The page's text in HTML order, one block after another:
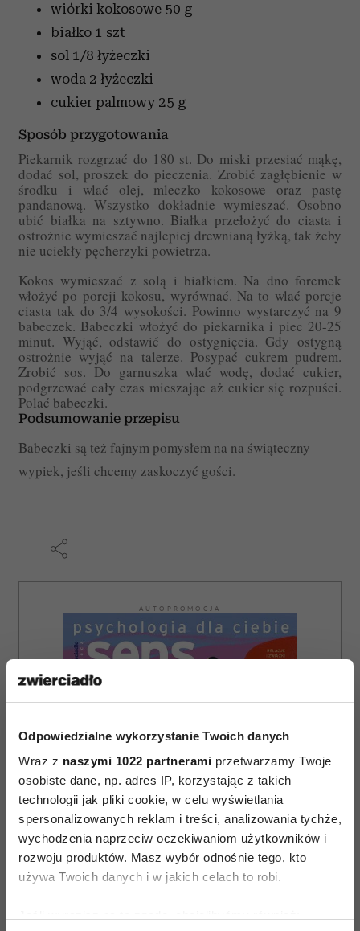
Odpowiedzialne wykorzystanie Twoich danych
Wraz z naszymi 1022 partnerami przetwarzamy Twoje
osobiste dane, np. adres IP, korzystając z takich
technologii jak pliki cookie, w celu wyświetlania
spersonalizowanych reklam i treści, analizowania tychże,
wychodzenia naprzeciw oczekiwaniom użytkowników i
rozwoju produktów. Masz wybór odnośnie tego, kto
używa Twoich danych i w jakich celach to robi.
wiórki kokosowe 50 g
białko 1 szt
sol 1/8 łyżeczki
woda 2 łyżeczki
cukier palmowy 25 g
Sposób przygotowania
Piekarnik rozgrzać do 180 st. Do miski przesiać mąkę,
dodać sol, proszek do pieczenia. Zrobić zagłębienie w
środku i wlać olej, mleczko kokosowe oraz pastę
pandanową. Wszystko dokładnie wymieszać. Osobno
ubić białka na sztywno. Białka przełożyć do ciasta i
ostrożnie wymieszać najlepiej drewnianą łyżką, tak żeby
nie uciekły pęcherzyki powietrza.
Kokos wymieszać z solą i białkiem. Na dno foremek
włożyć po porcji kokosu, wyrównać. Na to wlać porcje
ciasta tak do 3/4 wysokości. Powinno wystarczyć na 9
babeczek. Babeczki włożyć do piekarnika i piec 20-25
minut. Wyjąć, odstawić do ostygnięcia. Gdy ostygną
ostrożnie wyjąć na talerze. Posypać cukrem pudrem.
Zrobić sos. Do garnuszka wlać wodę, dodać cukier,
podgrzewać cały czas mieszając aż cukier się rozpuści.
Polać babeczki.
Podsumowanie przepisu
Babeczki są też fajnym pomysłem na na świąteczny
wypiek, jeśli chcemy zaskoczyć gości.
AUTOPROMOCJA